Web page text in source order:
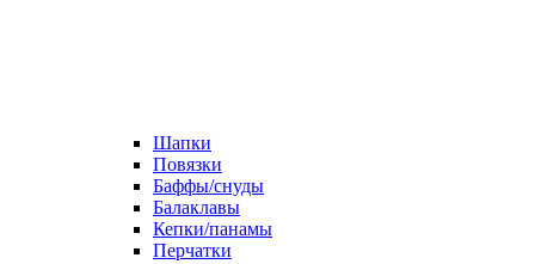
Шапки
Повязки
Баффы/снуды
Балаклавы
Кепки/панамы
Перчатки